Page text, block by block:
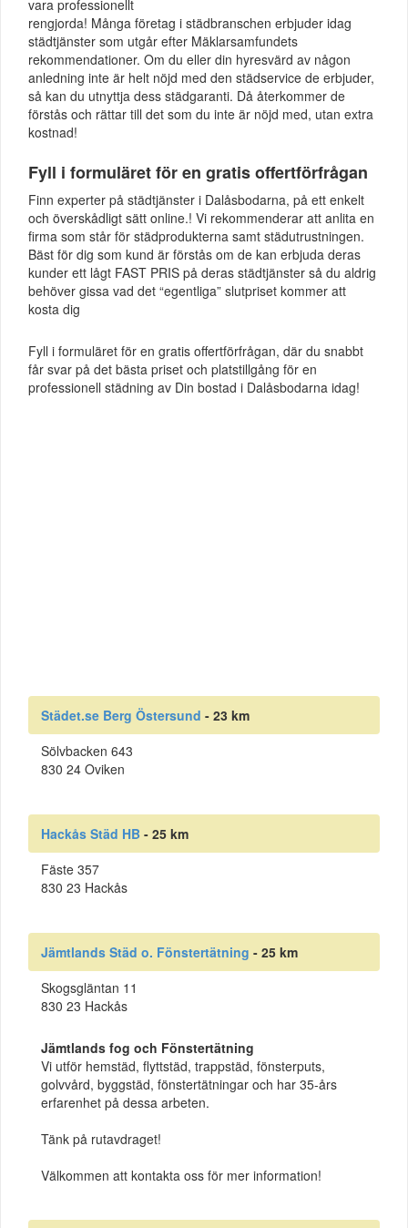
vara professionellt
rengjorda! Många företag i städbranschen erbjuder idag
städtjänster som utgår efter Mäklarsamfundets
rekommendationer. Om du eller din hyresvärd av någon
anledning inte är helt nöjd med den städservice de erbjuder,
så kan du utnyttja dess städgaranti. Då återkommer de
förstås och rättar till det som du inte är nöjd med, utan extra
kostnad!
Fyll i formuläret för en gratis offertförfrågan
Finn experter på städtjänster i Dalåsbodarna, på ett enkelt
och överskådligt sätt online.! Vi rekommenderar att anlita en
firma som står för städprodukterna samt städutrustningen.
Bäst för dig som kund är förstås om de kan erbjuda deras
kunder ett lågt FAST PRIS på deras städtjänster så du aldrig
behöver gissa vad det “egentliga” slutpriset kommer att
kosta dig
Fyll i formuläret för en gratis offertförfrågan, där du snabbt
får svar på det bästa priset och platstillgång för en
professionell städning av Din bostad i Dalåsbodarna idag!
Städet.se Berg Östersund - 23 km
Sölvbacken 643
830 24 Oviken
Hackås Städ HB - 25 km
Fäste 357
830 23 Hackås
Jämtlands Städ o. Fönstertätning - 25 km
Skogsgläntan 11
830 23 Hackås
Jämtlands fog och Fönstertätning
Vi utför hemstäd, flyttstäd, trappstäd, fönsterputs,
golvvård, byggstäd, fönstertätningar och har 35-års
erfarenhet på dessa arbeten.
Tänk på rutavdraget!
Välkommen att kontakta oss för mer information!